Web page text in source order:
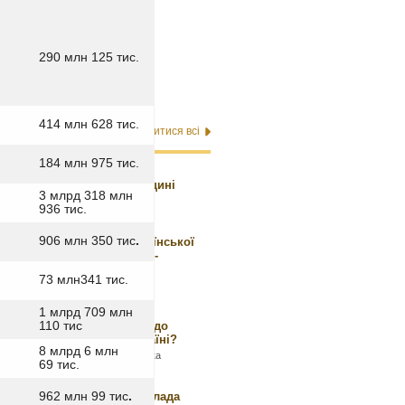
290 млн 125 тис.
414 млн 628 тис.
184 млн 975 тис.
3 млрд 318 млн
936 тис.
906 млн 350 тис.
73 млн341 тис.
1 млрд 709 млн
110 тис
8 млрд 6 млн
69 тис.
962 млн 99 тис.
Дивитися всі
08 червня 2026 о 16:34
Українська книга на Одещині
Громадянська
Презентація «Історії української
Конституції» в Камʼянець-
Громадянська ,Суспільство
22 квітня 2026 о 16:17
Чи діждемося ми поваги до
українців у воюючій Україні?
Громадська думка ,Громадянська
Як і чому під час війни влада